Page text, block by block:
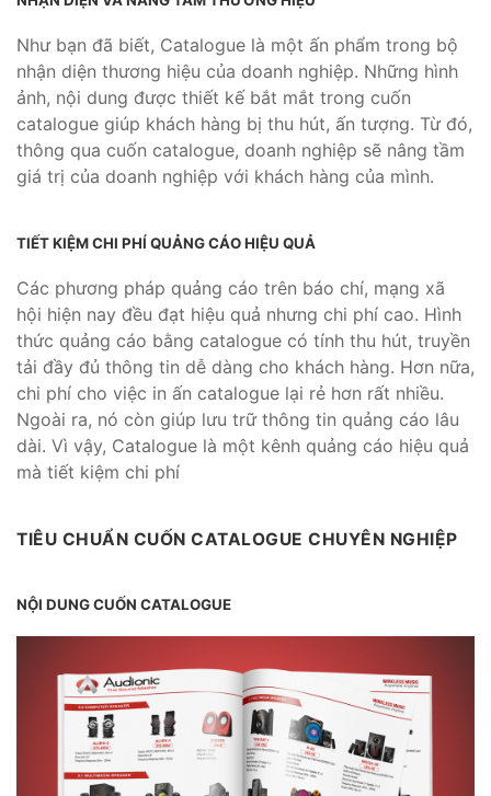
Như bạn đã biết, Catalogue là một ấn phẩm trong bộ
nhận diện thương hiệu của doanh nghiệp. Những hình
ảnh, nội dung được thiết kế bắt mắt trong cuốn
catalogue giúp khách hàng bị thu hút, ấn tượng. Từ đó,
thông qua cuốn catalogue, doanh nghiệp sẽ nâng tầm
giá trị của doanh nghiệp với khách hàng của mình.
TIẾT KIỆM CHI PHÍ QUẢNG CÁO HIỆU QUẢ
Các phương pháp quảng cáo trên báo chí, mạng xã
hội hiện nay đều đạt hiệu quả nhưng chi phí cao. Hình
thức quảng cáo bằng catalogue có tính thu hút, truyền
tải đầy đủ thông tin dễ dàng cho khách hàng. Hơn nữa,
chi phí cho việc in ấn catalogue lại rẻ hơn rất nhiều.
Ngoài ra, nó còn giúp lưu trữ thông tin quảng cáo lâu
dài. Vì vậy, Catalogue là một kênh quảng cáo hiệu quả
mà tiết kiệm chi phí
TIÊU CHUẨN CUỐN CATALOGUE CHUYÊN NGHIỆP
NỘI DUNG CUỐN CATALOGUE